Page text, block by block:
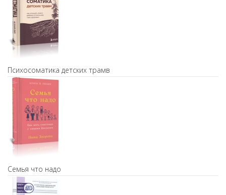
Психосоматика детских трамв
Семья что надо